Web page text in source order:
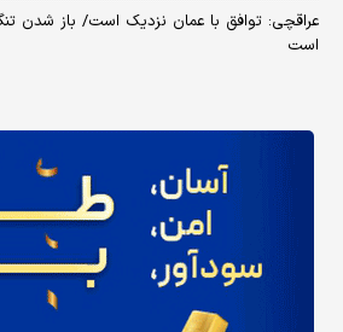
عراقچی: توافق با عمان نزدیک است/ باز شدن
است